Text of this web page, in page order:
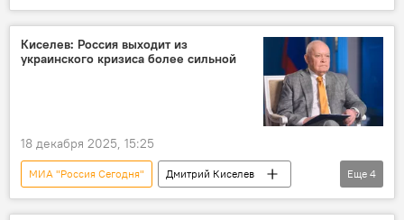
Андрей Стенин
Конкурс
память
конкурс фотографий
Дмитрий Киселев
Общество
Культура
Киселев: Россия выходит из
украинского кризиса более сильной
18 декабря 2025, 15:25
МИА "Россия Сегодня"
Дмитрий Киселев
Россия
Украина
Еще 4